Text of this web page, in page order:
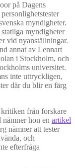
på Dagens
myndigheter.
myndigheter
vid nyanställningar.
annat av Lennart
i Stockholm, och
universitet.
inte uttryckligen,
där du blir en färg
från forskare
hon en artikel
nämner att tester
och
efterfråga